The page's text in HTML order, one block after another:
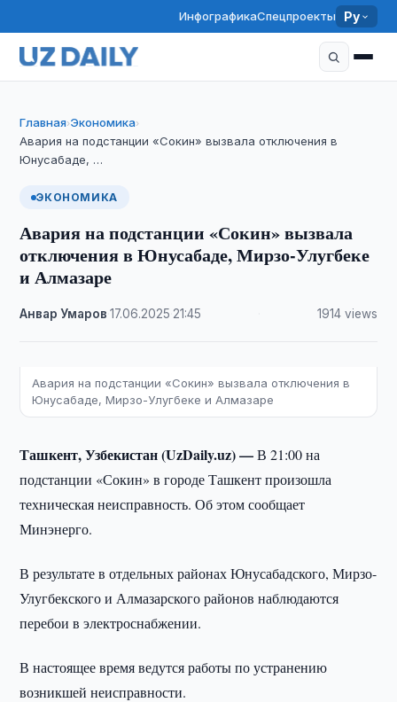
ИнфографикаСпецпроекты Ру
Главная›Экономика›
Авария на подстанции «Сокин» вызвала отключения в
Юнусабаде, …
ЭКОНОМИКА
Авария на подстанции «Сокин» вызвала
отключения в Юнусабаде, Мирзо-Улугбеке
и Алмазаре
Анвар Умаров ·17.06.2025 21:45 1914 views
Авария на подстанции «Сокин» вызвала отключения в
Юнусабаде, Мирзо-Улугбеке и Алмазаре
Ташкент, Узбекистан (UzDaily.uz) —В 21:00 на
подстанции «Сокин» в городе Ташкент произошла
техническая неисправность. Об этом сообщает
Минэнерго.
В результате в отдельных районах Юнусабадского, Мирзо-
Улугбекского и Алмазарского районов наблюдаются
перебои в электроснабжении.
В настоящее время ведутся работы по устранению
возникшей неисправности.